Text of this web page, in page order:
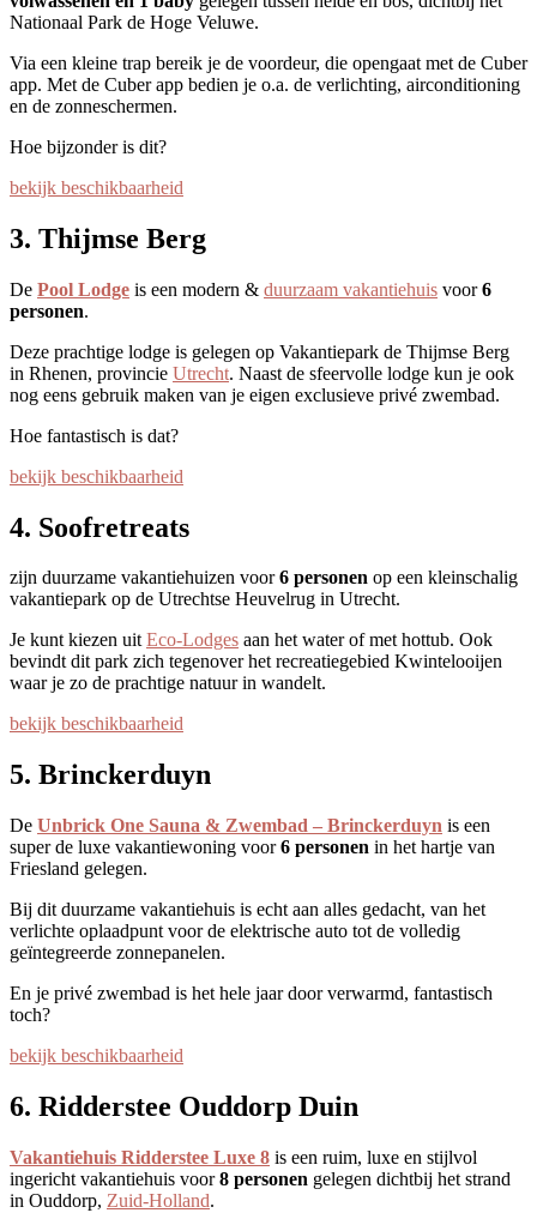
Nationaal Park de Hoge Veluwe.
Via een kleine trap bereik je de voordeur, die opengaat met de Cuber
app. Met de Cuber app bedien je o.a. de verlichting, airconditioning
en de zonneschermen.
Hoe bijzonder is dit?
bekijk beschikbaarheid
3. Thijmse Berg
De Pool Lodge is een modern & duurzaam vakantiehuis voor6
personen.
Deze prachtige lodge is gelegen op Vakantiepark de Thijmse Berg
in Rhenen, provincie Utrecht. Naast de sfeervolle lodge kun je ook
nog eens gebruik maken van je eigen exclusieve privé zwembad.
Hoe fantastisch is dat?
bekijk beschikbaarheid
4. Soofretreats
zijn duurzame vakantiehuizen voor6 personen op een kleinschalig
vakantiepark op de Utrechtse Heuvelrug in Utrecht.
Je kunt kiezen uitEco-Lodges aan het water of met hottub. Ook
bevindt dit park zich tegenover het recreatiegebied Kwintelooijen
waar je zo de prachtige natuur in wandelt.
bekijk beschikbaarheid
5. Brinckerduyn
De Unbrick One Sauna & Zwembad – Brinckerduyn is een
super de luxe vakantiewoning voor6 personen in het hartje van
Friesland gelegen.
Bij dit duurzame vakantiehuis is echt aan alles gedacht, van het
verlichte oplaadpunt voor de elektrische auto tot de volledig
geïntegreerde zonnepanelen.
En je privé zwembad is het hele jaar door verwarmd, fantastisch
toch?
bekijk beschikbaarheid
6. Ridderstee Ouddorp Duin
Vakantiehuis Ridderstee Luxe 8 is een ruim, luxe en stijlvol
ingericht vakantiehuis voor8 personen gelegen dichtbij het strand
in Ouddorp, Zuid-Holland.